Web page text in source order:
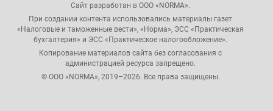
Сайт разработан в ООО «NORMA».
При создании контента использовались материалы газет
«Налоговые и таможенные вести», «Норма», ЭСС «Практическая
бухгалтерия» и ЭСС «Практическое налогообложение».
Копирование материалов сайта без согласования с
администрацией ресурса запрещено.
© ООО «NORMA», 2019–2026. Все права защищены.